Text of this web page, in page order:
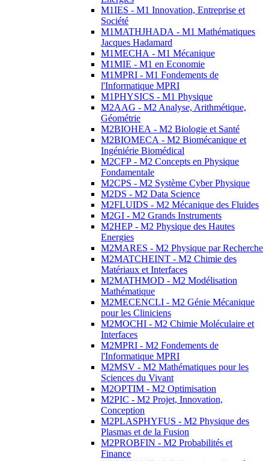
M1IES - M1 Innovation, Entreprise et
Société
M1MATHJHADA - M1 Mathématiques
Jacques Hadamard
M1MECHA - M1 Mécanique
M1MIE - M1 en Economie
M1MPRI - M1 Fondements de
l'Informatique MPRI
M1PHYSICS - M1 Physique
M2AAG - M2 Analyse, Arithmétique,
Géométrie
M2BIOHEA - M2 Biologie et Santé
M2BIOMECA - M2 Biomécanique et
Ingéniérie Biomédical
M2CFP - M2 Concepts en Physique
Fondamentale
M2CPS - M2 Système Cyber Physique
M2DS - M2 Data Science
M2FLUIDS - M2 Mécanique des Fluides
M2GI - M2 Grands Instruments
M2HEP - M2 Physique des Hautes
Energies
M2MARES - M2 Physique par Recherche
M2MATCHEINT - M2 Chimie des
Matériaux et Interfaces
M2MATHMOD - M2 Modélisation
Mathématique
M2MECENCLI - M2 Génie Mécanique
pour les Cliniciens
M2MOCHI - M2 Chimie Moléculaire et
Interfaces
M2MPRI - M2 Fondements de
l'Informatique MPRI
M2MSV - M2 Mathématiques pour les
Sciences du Vivant
M2OPTIM - M2 Optimisation
M2PIC - M2 Projet, Innovation,
Conception
M2PLASPHYFUS - M2 Physique des
Plasmas et de la Fusion
M2PROBFIN - M2 Probabilités et
Finance